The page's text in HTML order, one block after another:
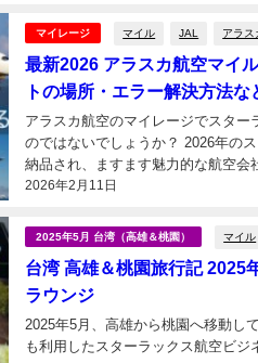
マイレージ マイル JAL アラス
最新2026 アラスカ航空マイ
トの場所・エラー解決方法な
2026年2月11日
アラスカ航空のマイレージでスタ
のではないでしょうか？ 2026年の
納品され、ますます魅力的な航空会
ング」において、世界の上位25社の
2025年5月 台湾（高雄＆桃園） マイル
台湾 高雄＆桃園旅行記
ラウンジ
2025年5月、高雄から桃園へ移動し